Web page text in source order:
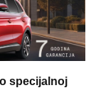
specijalnoj